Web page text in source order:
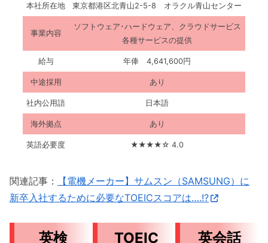
本社所在地 東京都港区北青山2-5-8 オラクル青山センター
事業内容
ソフトウェア･ハードウェア、クラウドサービス
各種サービスの提供
給与 年俸 4,641,600円
中途採用 あり
社内公用語 日本語
海外拠点 あり
英語必要度 ★★★★☆ 4.0
関連記事：
【電機メーカー】サムスン（SAMSUNG）に
新卒入社するために必要なTOEICスコアは….!?
英検 TOEIC 英会話